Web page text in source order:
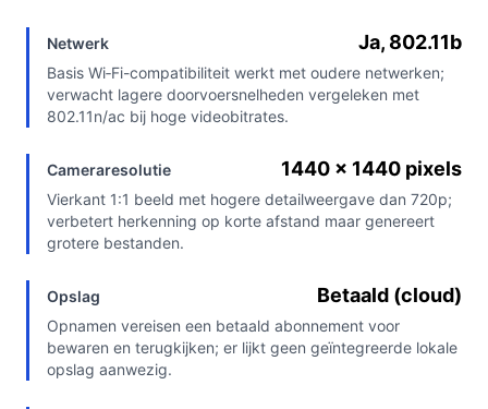
Netwerk Ja, 802.11b
Basis Wi‑Fi-compatibiliteit werkt met oudere netwerken;
verwacht lagere doorvoersnelheden vergeleken met
802.11n/ac bij hoge videobitrates.
Cameraresolutie 1440 x 1440 pixels
Vierkant 1:1 beeld met hogere detailweergave dan 720p;
verbetert herkenning op korte afstand maar genereert
grotere bestanden.
Opslag Betaald (cloud)
Opnamen vereisen een betaald abonnement voor
bewaren en terugkijken; er lijkt geen geïntegreerde lokale
opslag aanwezig.